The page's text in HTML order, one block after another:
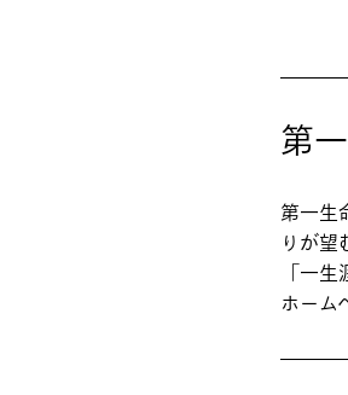
第
第一生
りが
「一
ホーム